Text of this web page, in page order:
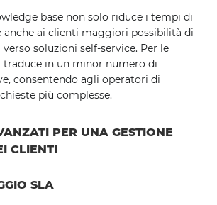
base non solo riduce i tempi di
anche ai clienti maggiori possibilità di
soluzioni self-service. Per le
traduce in un minor numero di
consentendo agli operatori di
più complesse.
PER UNA GESTIONE
CLIENTI
SLA